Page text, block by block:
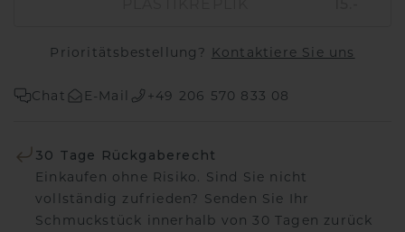
Prioritätsbestellung? Kontaktiere Sie uns
Chat E-Mail +49 206 570 833 08
30 Tage Rückgaberecht
Einkaufen ohne Risiko. Sind Sie nicht
vollständig zufrieden? Senden Sie Ihr
Schmuckstück innerhalb von 30 Tagen zurück